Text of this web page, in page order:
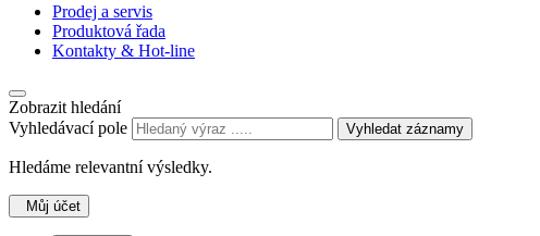
Prodej a servis
Produktová řada
Kontakty & Hot-line
Zobrazit hledání
Vyhledávací pole
Vyhledat záznamy
Hledáme relevantní výsledky.
Můj účet